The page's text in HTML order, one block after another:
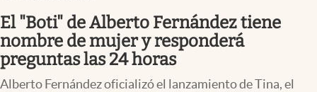
Uruguay
Negocios
Columnistas
El "Boti" de Alberto Fernández tiene
nombre de mujer y responderá
preguntas las 24 horas
Alberto Fernández oficializó el lanzamiento de Tina, el